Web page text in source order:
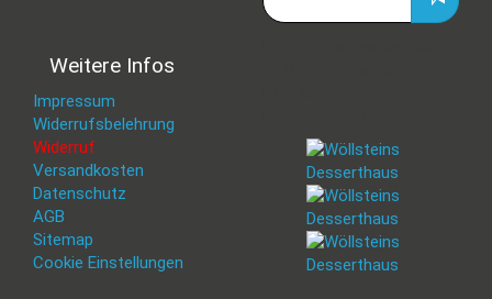
Weitere Infos
Impressum
Widerrufsbelehrung
Widerruf
Versandkosten
Datenschutz
AGB
Sitemap
Cookie Einstellungen